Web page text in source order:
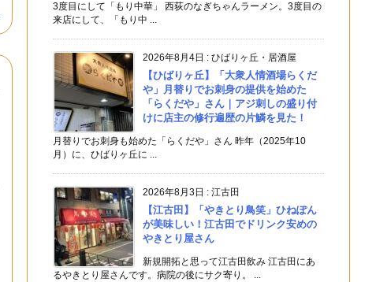
3度目にして「もり中華」 西荻のなぎちゃんラーメン。3度目の
来店にして、「もり中 ...
2026年8月4日 : ひばりヶ丘・居酒屋
【ひばりヶ丘】「大衆人情酒場らくだ
や」月替りでお刺身の提供を始めた
「らくだや」さん｜アジ刺しの盛り付
けに店主の修行遍歴の片鱗を見た！
月替りでお刺身も始めた「らくだや」さん 昨年（2025年10
月）に、ひばりヶ丘に ...
2026年8月3日 : 江古田
【江古田】「やきとり鳥笑」ひねぽん
が美味しい！江古田でドリンク安めの
やきとり屋さん
新規開拓と思って江古田飲み 江古田にあ
るやきとり屋さんです。病院の後にサク寄り。 ...